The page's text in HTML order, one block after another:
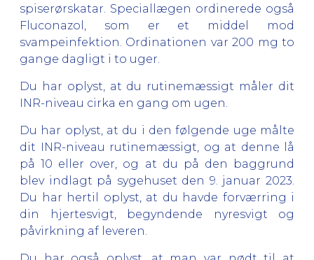
spiserørskatar. Speciallægen ordinerede også
Fluconazol, som er et middel mod
svampeinfektion. Ordinationen var 200 mg to
gange dagligt i to uger.
Du har oplyst, at du rutinemæssigt måler dit
INR-niveau cirka en gang om ugen.
Du har oplyst, at du i den følgende uge målte
dit INR-niveau rutinemæssigt, og at denne lå
på 10 eller over, og at du på den baggrund
blev indlagt på sygehuset den 9. januar 2023.
Du har hertil oplyst, at du havde forværring i
din hjertesvigt, begyndende nyresvigt og
påvirkning af leveren.